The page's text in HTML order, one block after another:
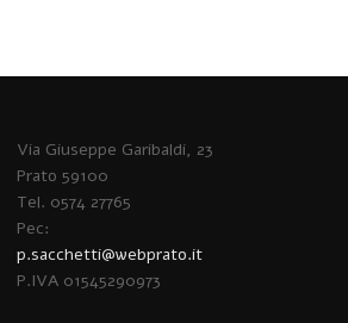
Via Giuseppe Garibaldi, 23
Prato 59100
Tel. 0574 27765
Pec:
p.sacchetti@webprato.it
P.IVA 01545290973